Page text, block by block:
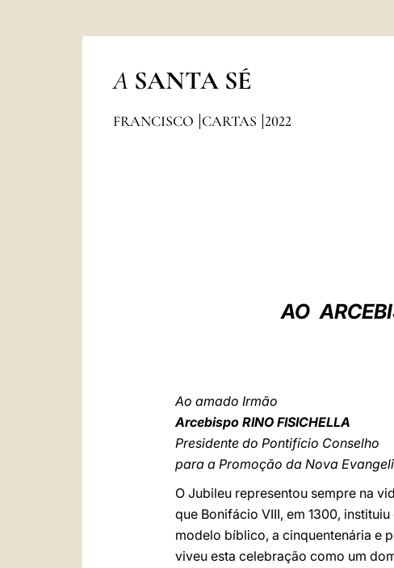
A SANTA SÉ
FRANCISCO CARTAS 2022
AO
Ao amado Irmão
Arcebispo RINO FISICHELLA
Presidente do Pontifício Conselho
para a Promoção da Nova
O Jubileu representou sempre na
que Bonifácio VIII, em 1300,
modelo bíblico, a cinquentenária e
viveu esta celebração como um